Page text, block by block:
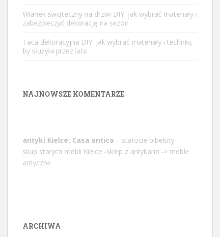
Wianek świąteczny na drzwi DIY: jak wybrać materiały i
zabezpieczyć dekorację na sezon
Taca dekoracyjna DIY: jak wybrać materiały i techniki,
by służyła przez lata
NAJNOWSZE KOMENTARZE
antyki Kielce: Casa antica – starocie bibeloty
skup starych mebli Kielce -sklep z antykami -> meble
antyczne
ARCHIWA